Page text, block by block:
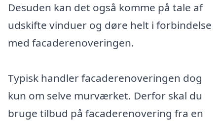
Desuden kan det også komme på tale af
udskifte vinduer og døre helt i forbindelse
med facaderenoveringen.
Typisk handler facaderenoveringen dog
kun om selve murværket. Derfor skal du
bruge tilbud på facaderenovering fra en